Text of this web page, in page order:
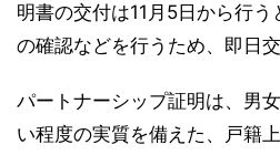
明書の交付は11月5日から行
の確認などを行うため、即日
パートナーシップ証明は、男
い程度の実質を備えた、戸籍